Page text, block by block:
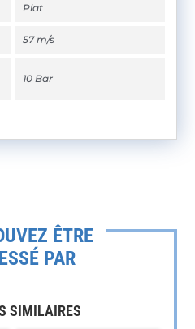
Plat
57 m/s
10 Bar
ÊTRE
PAR
SIMILAIRES